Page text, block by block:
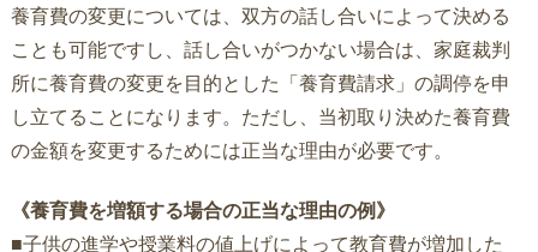
養育費の変更については、双方の話し合いによって決める
ことも可能ですし、話し合いがつかない場合は、家庭裁判
所に養育費の変更を目的とした「養育費請求」の調停を申
し立てることになります。ただし、当初取り決めた養育費
の金額を変更するためには正当な理由が必要です。
《養育費を増額する場合の正当な理由の例》
■子供の進学や授業料の値上げによって教育費が増加した